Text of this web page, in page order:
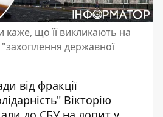
каже, що її викликають на
державної
від фракції
Вікторію